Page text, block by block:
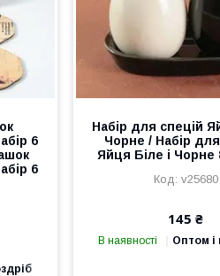
6
6
Набір для спецій
Чорне / Набір
Яйця Біле і Чорне
v25680
145 ₴
В наявності Оптом і